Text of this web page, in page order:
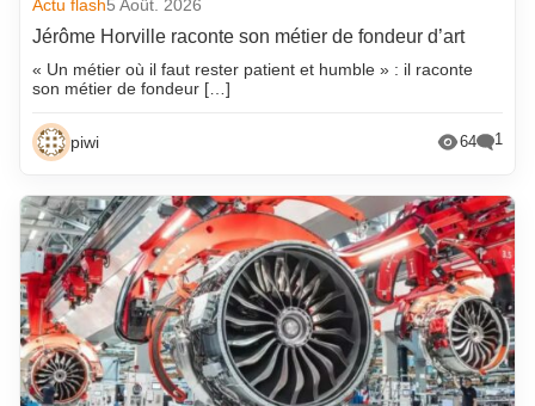
Actu flash5 Août. 2026
Jérôme Horville raconte son métier de fondeur d’art
« Un métier où il faut rester patient et humble » : il raconte
son métier de fondeur […]
piwi 64 1